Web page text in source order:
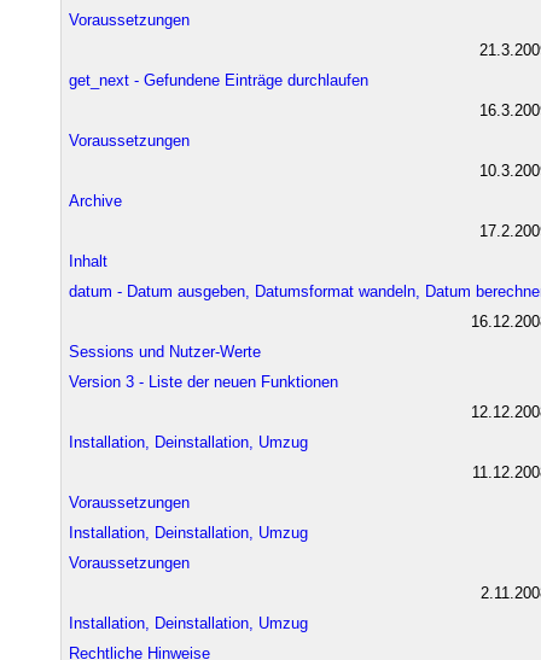
Voraussetzungen
get_next - Gefundene Einträge durchlaufen
Voraussetzungen
Archive
Inhalt
datum - Datum ausgeben, Datumsformat wandeln, Datum
Sessions und Nutzer-Werte
Version 3 - Liste der neuen Funktionen
Installation, Deinstallation, Umzug
Voraussetzungen
Installation, Deinstallation, Umzug
Voraussetzungen
Installation, Deinstallation, Umzug
Rechtliche Hinweise